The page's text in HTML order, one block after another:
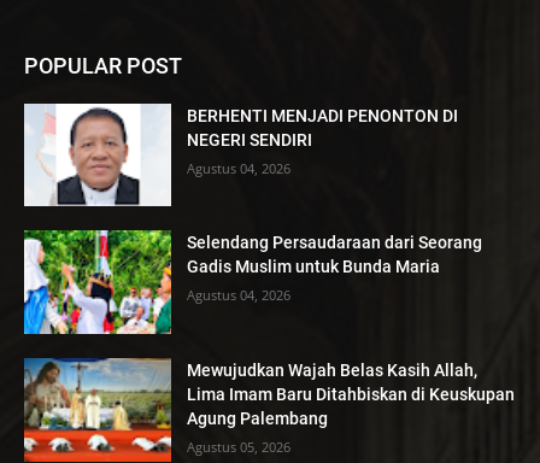
POPULAR POST
BERHENTI MENJADI PENONTON DI
NEGERI SENDIRI
Agustus 04, 2026
Selendang Persaudaraan dari Seorang
Gadis Muslim untuk Bunda Maria
Agustus 04, 2026
Mewujudkan Wajah Belas Kasih Allah,
Lima Imam Baru Ditahbiskan di Keuskupan
Agung Palembang
Agustus 05, 2026